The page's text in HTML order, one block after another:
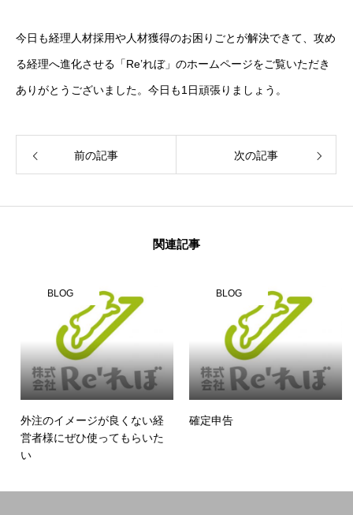
今日も経理人材採用や人材獲得のお困りごとが解決できて、攻め
る経理へ進化させる「Re’れぼ」のホームページをご覧いただき
ありがとうございました。今日も1日頑張りましょう。
前の記事 次の記事
関連記事
BLOG
外注のイメージが良くない経
営者様にぜひ使ってもらいた
い
BLOG
確定申告